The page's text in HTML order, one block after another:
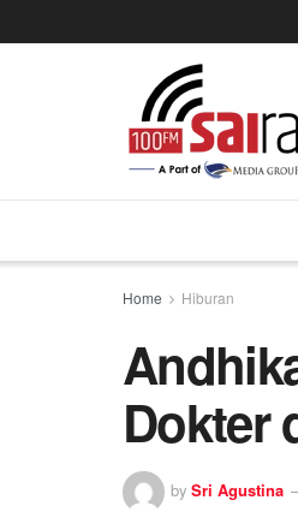
Home Hiburan
Dokter
by Sri Agustina